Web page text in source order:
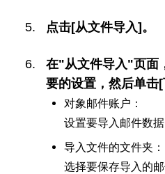
点击[从文件导入]。
在"从文件导入"页面
要的设置，然后单击[
对象邮件账户：
设置要导入邮件数据
导入文件的文件夹：
选择要保存导入的邮